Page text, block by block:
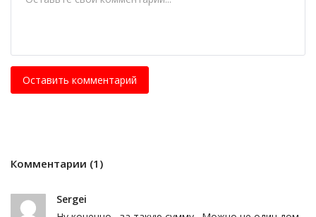
Оставить комментарий
Комментарии (1)
Sergei